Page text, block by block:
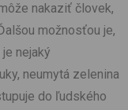
nakaziť človek,
možnosťou je,
nejaký
neumytá zelenina
do ľudského